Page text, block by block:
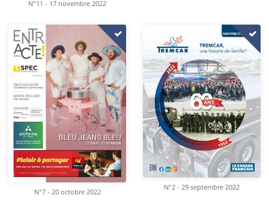
N°11 - 17 novembre 2022
N°7 - 20 octobre 2022
N°2 - 29 septembre 2022